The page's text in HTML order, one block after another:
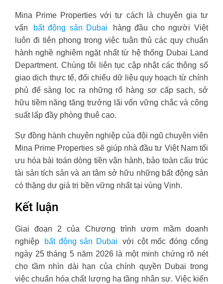
Mina Prime Properties với tư cách là chuyên gia tư
vấn
bất động sản Dubai
hàng đầu cho người Việt
luôn đi tiên phong trong việc tuân thủ các quy chuẩn
hành nghề nghiêm ngặt nhất từ hệ thống Dubai Land
Department. Chúng tôi liên tục cập nhật các thông số
giao dịch thực tế, đối chiếu dữ liệu quy hoạch từ chính
phủ để sàng lọc ra những rổ hàng sơ cấp sạch, sở
hữu tiềm năng tăng trưởng lãi vốn vững chắc và công
suất lấp đầy phòng thuê cao.
Sự đồng hành chuyên nghiệp của đội ngũ chuyên viên
Mina Prime Properties sẽ giúp nhà đầu tư Việt Nam tối
ưu hóa bài toán dòng tiền vận hành, bảo toàn cấu trúc
tài sản tích sản và an tâm sở hữu những bất động sản
có thặng dư giá trị bền vững nhất tại vùng Vịnh.
Kết luận
Giai đoạn 2 của Chương trình ươm mầm doanh
nghiệp
bất động sản Dubai
với cột mốc đóng cổng
ngày 25 tháng 5 năm 2026 là một minh chứng rõ nét
cho tầm nhìn dài hạn của chính quyền Dubai trong
việc chuẩn hóa chất lượng hạ tầng nhân sự. Việc kiến